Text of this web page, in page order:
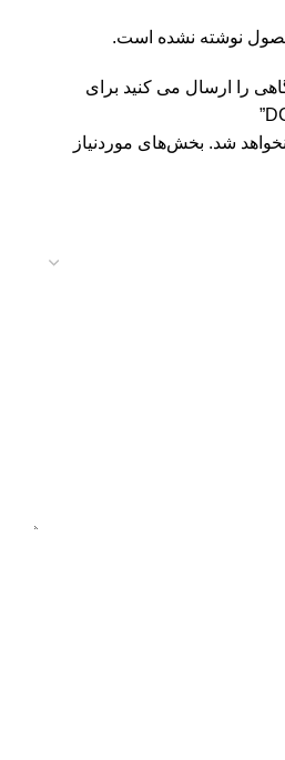
نوشته نشده است.
را ارسال می کنید برای
شد. بخش‌های موردنیاز